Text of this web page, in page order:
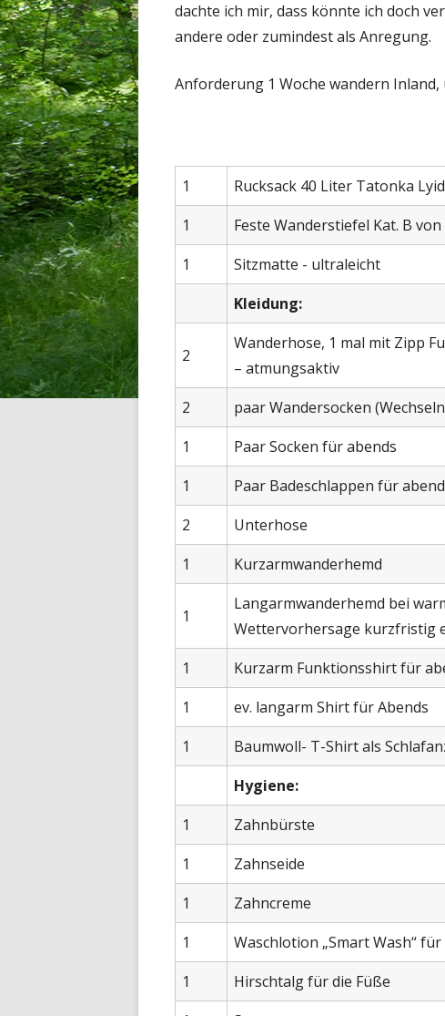
dachte ich mir, dass könnte ich doch
andere oder zumindest als Anregung.
Anforderung 1 Woche wandern
1
Rucksack 40 Liter Tatonka
1
Feste Wanderstiefel Kat. B
1
Sitzmatte - ultraleicht
Kleidung:
2
Wanderhose, 1 mal mit Zipp
– atmungsaktiv
2
paar Wandersocken
1
Paar Socken für abends
1
Paar Badeschlappen für
2
Unterhose
1
Kurzarmwanderhemd
1
Langarmwanderhemd bei
Wettervorhersage kurzfristig
1
Kurzarm Funktionsshirt für
1
ev. langarm Shirt für Abends
1
Baumwoll- T-Shirt als
Hygiene:
1
Zahnbürste
1
Zahnseide
1
Zahncreme
1
Waschlotion „Smart Wash“
1
Hirschtalg für die Füße